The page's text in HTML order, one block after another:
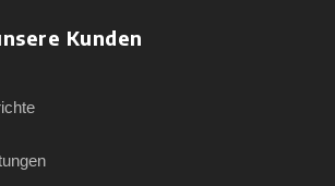
Kunden